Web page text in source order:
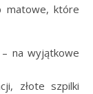
matowe, które
– na wyjątkowe
złote szpilki